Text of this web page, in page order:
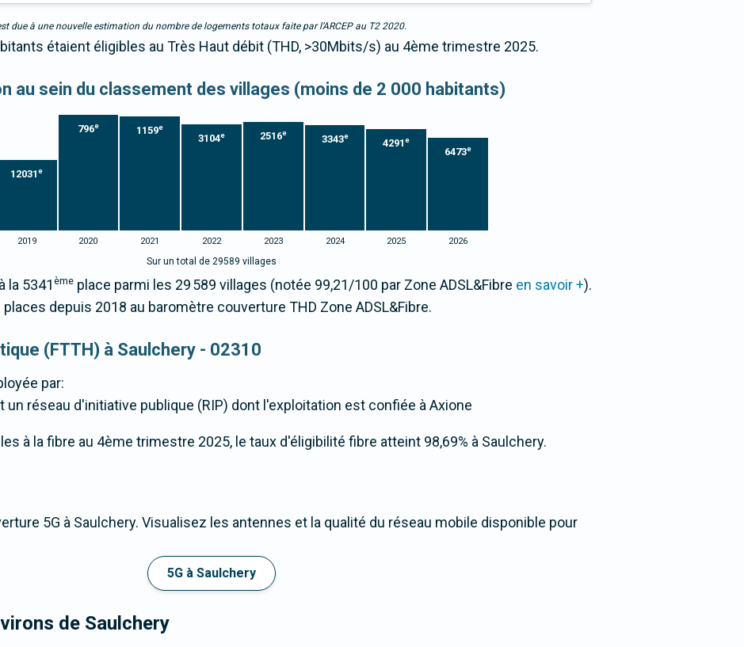
due à une nouvelle estimation du nombre de logements totaux faite par l’ARCEP au T2 2020.
étaient éligibles au Très Haut débit (THD, >30Mbits/s) au 4ème trimestre 2025.
au sein du classement des villages (moins de 2 000 habitants)
12031e
796e 1159e
3104e 2516e
3343e
4291e
6473e
2019 2020 2021 2022 2023 2024 2025 2026
Sur un total de 29589 villages
la 5341 ème place parmi les 29 589 villages (notée 99,21/100 par Zone ADSL&Fibre en savoir +).
depuis 2018 au baromètre couverture THD Zone ADSL&Fibre.
(FTTH) à Saulchery - 02310
par:
un réseau d'initiative publique (RIP) dont l'exploitation est confiée à Axione
à la fibre au 4ème trimestre 2025, le taux d'éligibilité fibre atteint 98,69% à Saulchery.
5G à Saulchery. Visualisez les antennes et la qualité du réseau mobile disponible pour
5G à Saulchery
de Saulchery